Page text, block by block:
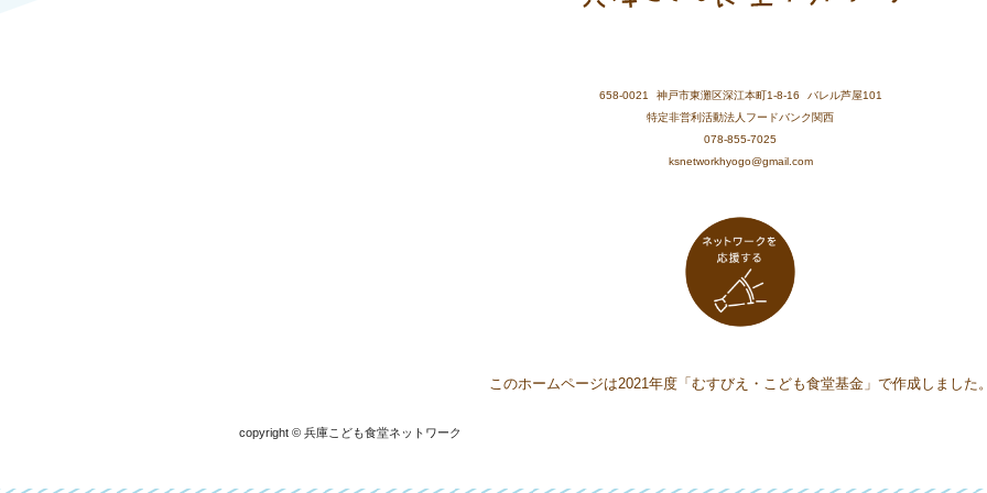
658-0021 神戸市東灘区深江本町1-8-16
バレル芦屋101
特定非営利活動法人フードバンク関西
078-855-7025
ksnetworkhyogo@gmail.com
このホームページは2021年度「むすびえ・こども食堂基金」で作成しました。
copyright © 兵庫こども食堂ネットワーク